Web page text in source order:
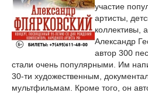
участие
артисты,
коллективы,
Александр
автор 300
стали очень популярными. Им
30-ти художественным,
мультфильмам. Кроме того, он